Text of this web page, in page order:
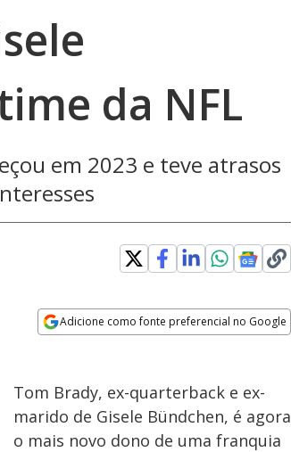
da NFL
em 2023 e teve atrasos
Adicione como fonte preferencial no Google
Tom Brady, ex-quarterback e ex-
marido de Gisele Bündchen, é agora
o mais novo dono de uma franquia